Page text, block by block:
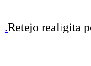
.Retejo realigita